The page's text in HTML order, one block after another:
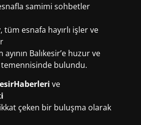
samimi sohbetler
, tüm esnafa hayırlı işler ve
Balıkesir’e huzur ve
bulundu.
ve
çeken bir buluşma olarak